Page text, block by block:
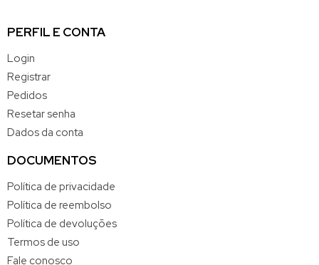
PERFIL E CONTA
Login
Registrar
Pedidos
Resetar senha
Dados da conta
DOCUMENTOS
Política de privacidade
Política de reembolso
Política de devoluções
Termos de uso
Fale conosco